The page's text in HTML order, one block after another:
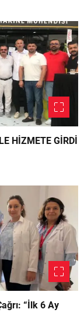
HİZMETE GİRDİ
“İlk 6 Ay